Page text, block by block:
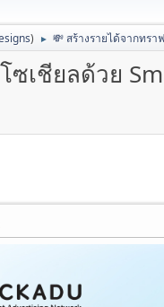
) ► 💸 สร้างรายได้จากทร
เชียลด้วย